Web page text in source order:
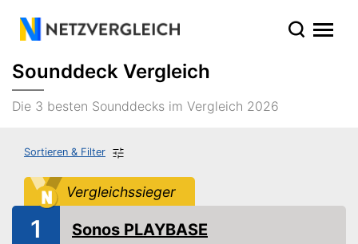
Sounddeck Vergleich
Die 3 besten Sounddecks im Vergleich 2026
Sortieren & Filter
Vergleichssieger
1 Sonos PLAYBASE